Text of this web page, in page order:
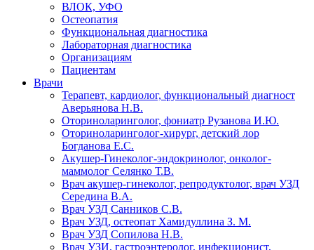
ВЛОК, УФО
Остеопатия
Функциональная диагностика
Лабораторная диагностика
Организациям
Пациентам
Врачи
Терапевт, кардиолог, функциональный диагност
Аверьянова Н.В.
Оториноларинголог, фониатр Рузанова И.Ю.
Оториноларинголог-хирург, детский лор
Богданова Е.С.
Акушер-Гинеколог-эндокринолог, онколог-
маммолог Селянко Т.В.
Врач акушер-гинеколог, репродуктолог, врач УЗД
Середина В.А.
Врач УЗД Санников С.В.
Врач УЗД, остеопат Хамидуллина З. М.
Врач УЗД Сопилова Н.В.
Врач УЗИ, гастроэнтеролог, инфекционист,